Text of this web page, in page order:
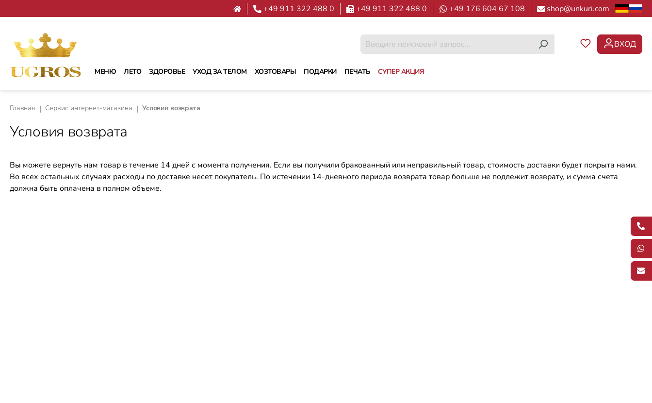
+49 911 322 488 0 +49 911 322 488 0 +49 176 604 67 108 shop@unkuri.com
У ВАС ЕСТЬ
ВХОД
МЕНЮ ЛЕТО ЗДОРОВЬЕ УХОД ЗА ТЕЛОМ ХОЗТОВАРЫ ПОДАРКИ ПЕЧАТЬ СУПЕР АКЦИЯ
Главная | Сервис интернет-магазина | Условия возврата
Условия возврата
Вы можете вернуть нам товар в течение 14 дней с момента получения. Если вы получили бракованный или неправильный товар, стоимость доставки будет покрыта нами.
Во всех остальных случаях расходы по доставке несет покупатель. По истечении 14-дневного периода возврата товар больше не подлежит возврату, и сумма счета
должна быть оплачена в полном объеме.